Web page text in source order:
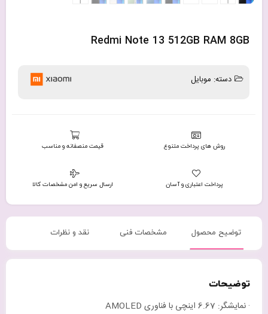
Redmi Note 13 512GB RAM 8GB
دسته: موبایل
روش های پرداخت متنوع قیمت منصفانه و مناسب
پرداخت اعتباری و آسان ارسال سریع و امن مشخصات کالا
توضیح محصول مشخصات فنی نقد و نظرات
توضیحات
· نمایشگر: 6.67 اینچی با فناوری AMOLED